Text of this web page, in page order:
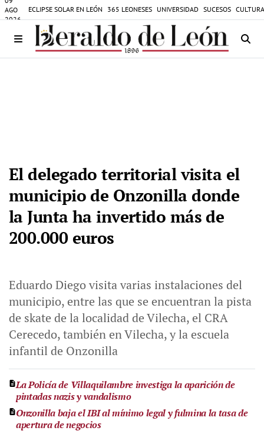
AGO
2026
ECLIPSE SOLAR EN LEÓN 365 LEONESES UNIVERSIDAD SUCESOS
El delegado territorial visita el
municipio de Onzonilla donde
la Junta ha invertido más de
200.000 euros
Eduardo Diego visita varias instalaciones del
municipio, entre las que se encuentran la pista
de skate de la localidad de Vilecha, el CRA
Cerecedo, también en Vilecha, y la escuela
infantil de Onzonilla
La Policía de Villaquilambre investiga la aparición de
pintadas nazis y vandalismo
Onzonilla baja el IBI al mínimo legal y fulmina la tasa de
apertura de negocios